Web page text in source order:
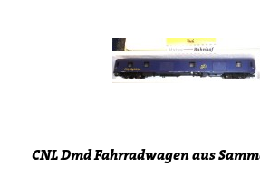
CNL Dmd Fahrradwagen aus